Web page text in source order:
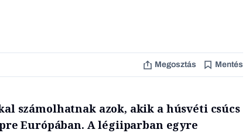
Megosztás Mentés
számolhatnak azok, akik a húsvéti csúcs
Európában. A légiiparban egyre